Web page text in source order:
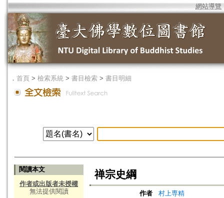
網站導覽
． 首頁 > 檢索系統 > 書目檢索 > 書目明細
閱讀本文
作者或出版者未授權
無法提供閱讀
禅宗史綱
作者
村上専精